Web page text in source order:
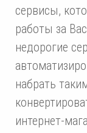
сервисы,
работы за
недорогие
набрать
интернет-